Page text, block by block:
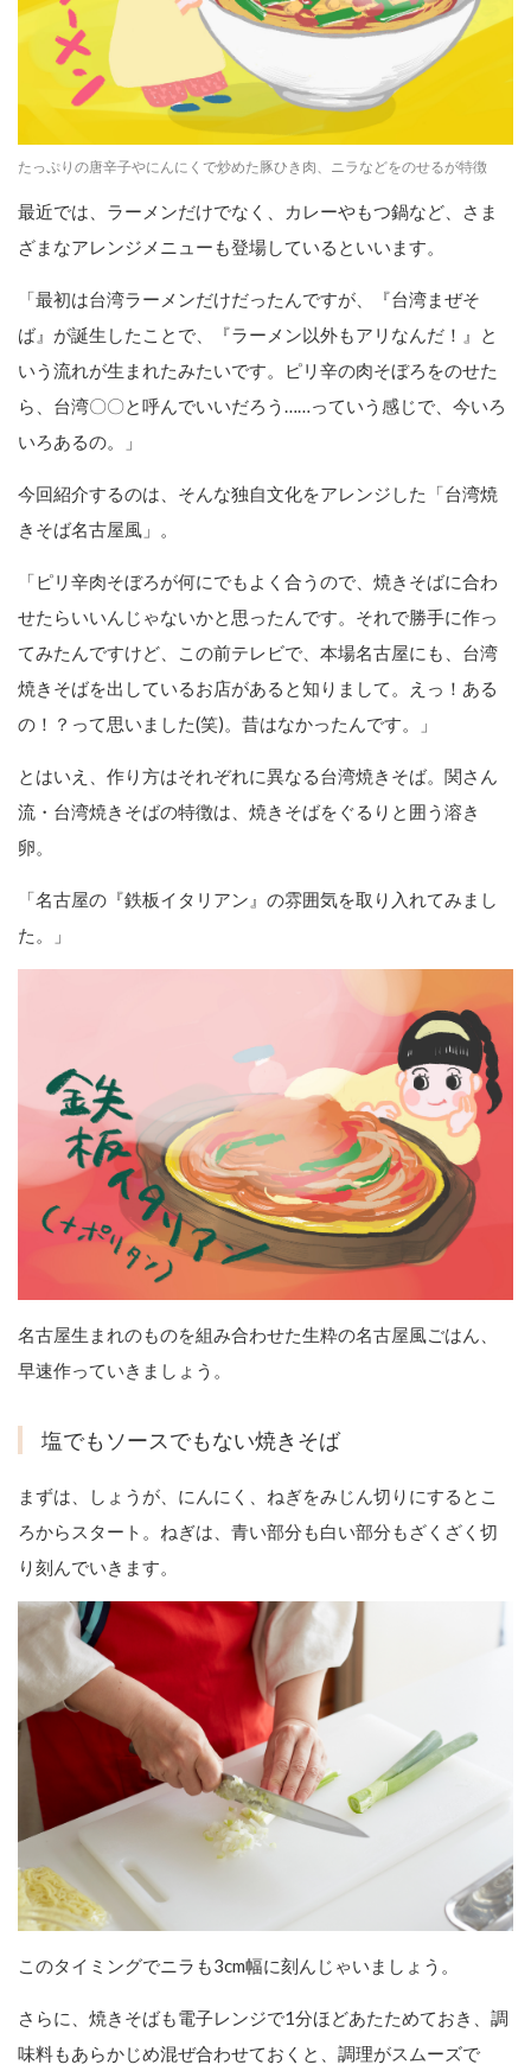
たっぷりの唐辛子やにんにくで炒めた豚ひき肉、ニラなどをのせるが特徴
最近では、ラーメンだけでなく、カレーやもつ鍋など、さま
ざまなアレンジメニューも登場しているといいます。
「最初は台湾ラーメンだけだったんですが、『台湾まぜそ
ば』が誕生したことで、『ラーメン以外もアリなんだ！』と
いう流れが生まれたみたいです。ピリ辛の肉そぼろをのせた
ら、台湾〇〇と呼んでいいだろう……っていう感じで、今いろ
いろあるの。」
今回紹介するのは、そんな独自文化をアレンジした「台湾焼
きそば名古屋風」。
「ピリ辛肉そぼろが何にでもよく合うので、焼きそばに合わ
せたらいいんじゃないかと思ったんです。それで勝手に作っ
てみたんですけど、この前テレビで、本場名古屋にも、台湾
焼きそばを出しているお店があると知りまして。えっ！ある
の！？って思いました(笑)。昔はなかったんです。」
とはいえ、作り方はそれぞれに異なる台湾焼きそば。関さん
流・台湾焼きそばの特徴は、焼きそばをぐるりと囲う溶き
卵。
「名古屋の『鉄板イタリアン』の雰囲気を取り入れてみまし
た。」
名古屋生まれのものを組み合わせた生粋の名古屋風ごはん、
早速作っていきましょう。
塩でもソースでもない焼きそば
まずは、しょうが、にんにく、ねぎをみじん切りにするとこ
ろからスタート。ねぎは、青い部分も白い部分もざくざく切
り刻んでいきます。
このタイミングでニラも3cm幅に刻んじゃいましょう。
さらに、焼きそばも電子レンジで1分ほどあたためておき、調
味料もあらかじめ混ぜ合わせておくと、調理がスムーズで